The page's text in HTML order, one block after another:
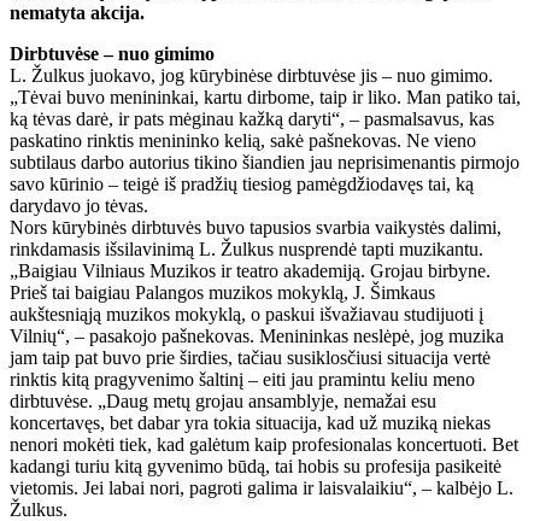
nematyta akcija.
Dirbtuvėse – nuo gimimo
L. Žulkus juokavo, jog kūrybinėse dirbtuvėse jis – nuo gimimo.
„Tėvai buvo menininkai, kartu dirbome, taip ir liko. Man patiko tai,
ką tėvas darė, ir pats mėginau kažką daryti“, – pasmalsavus, kas
paskatino rinktis menininko kelią, sakė pašnekovas. Ne vieno
subtilaus darbo autorius tikino šiandien jau neprisimenantis pirmojo
savo kūrinio – teigė iš pradžių tiesiog pamėgdžiodavęs tai, ką
darydavo jo tėvas.
Nors kūrybinės dirbtuvės buvo tapusios svarbia vaikystės dalimi,
rinkdamasis išsilavinimą L. Žulkus nusprendė tapti muzikantu.
„Baigiau Vilniaus Muzikos ir teatro akademiją. Grojau birbyne.
Prieš tai baigiau Palangos muzikos mokyklą, J. Šimkaus
aukštesniąją muzikos mokyklą, o paskui išvažiavau studijuoti į
Vilnių“, – pasakojo pašnekovas. Menininkas neslėpė, jog muzika
jam taip pat buvo prie širdies, tačiau susiklosčiusi situacija vertė
rinktis kitą pragyvenimo šaltinį – eiti jau pramintu keliu meno
dirbtuvėse. „Daug metų grojau ansamblyje, nemažai esu
koncertavęs, bet dabar yra tokia situacija, kad už muziką niekas
nenori mokėti tiek, kad galėtum kaip profesionalas koncertuoti. Bet
kadangi turiu kitą gyvenimo būdą, tai hobis su profesija pasikeitė
vietomis. Jei labai nori, pagroti galima ir laisvalaikiu“, – kalbėjo L.
Žulkus.